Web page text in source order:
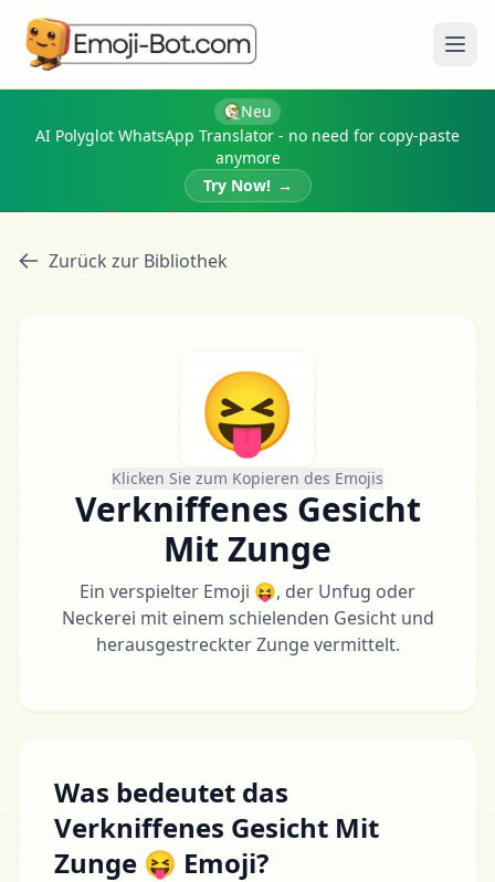
Neu
AI Polyglot WhatsApp Translator - no need for copy-paste
anymore
Try Now! →
Zurück zur Bibliothek
😝
Klicken Sie zum Kopieren des Emojis
Verkniffenes Gesicht
Mit Zunge
Ein verspielter Emoji 😝, der Unfug oder
Neckerei mit einem schielenden Gesicht und
herausgestreckter Zunge vermittelt.
Was bedeutet das
Verkniffenes Gesicht Mit
Zunge 😝 Emoji?